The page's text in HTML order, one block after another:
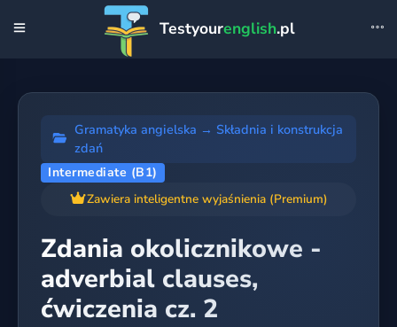
Testyourenglish.pl
Gramatyka angielska → Składnia i konstrukcja
zdań
Intermediate (B1)
Zawiera inteligentne wyjaśnienia (Premium)
Zdania okolicznikowe -
adverbial clauses,
ćwiczenia cz. 2